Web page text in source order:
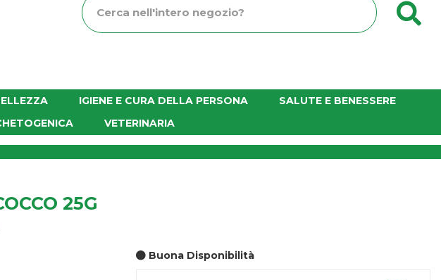
Prodotto
IGIENE E CURA DELLA PERSONA
SALUTE E BENESSERE
VETERINARIA
25G
Buona Disponibilità